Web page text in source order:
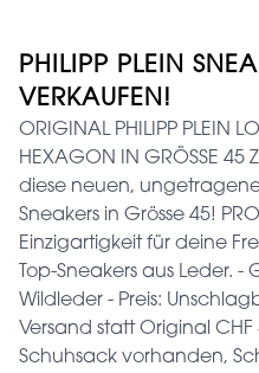
PHILIPP PLEIN
VERKAUFEN!
ORIGINAL PHILIPP PLEIN
HEXAGON IN GRÖSSE 45
diese neuen,
Sneakers in Grösse 45!
Einzigartigkeit für deine
Top-Sneakers aus Leder.
Wildleder - Preis:
Versand statt Original
Schuhsack vorhanden,